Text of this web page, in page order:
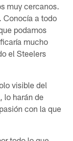
muy cercanos.
Conocía a todo
podamos
mucho
el Steelers
visible del
lo harán de
con la que